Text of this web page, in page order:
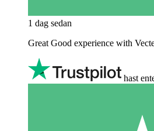
1 dag sedan
Great Good experience with
hast